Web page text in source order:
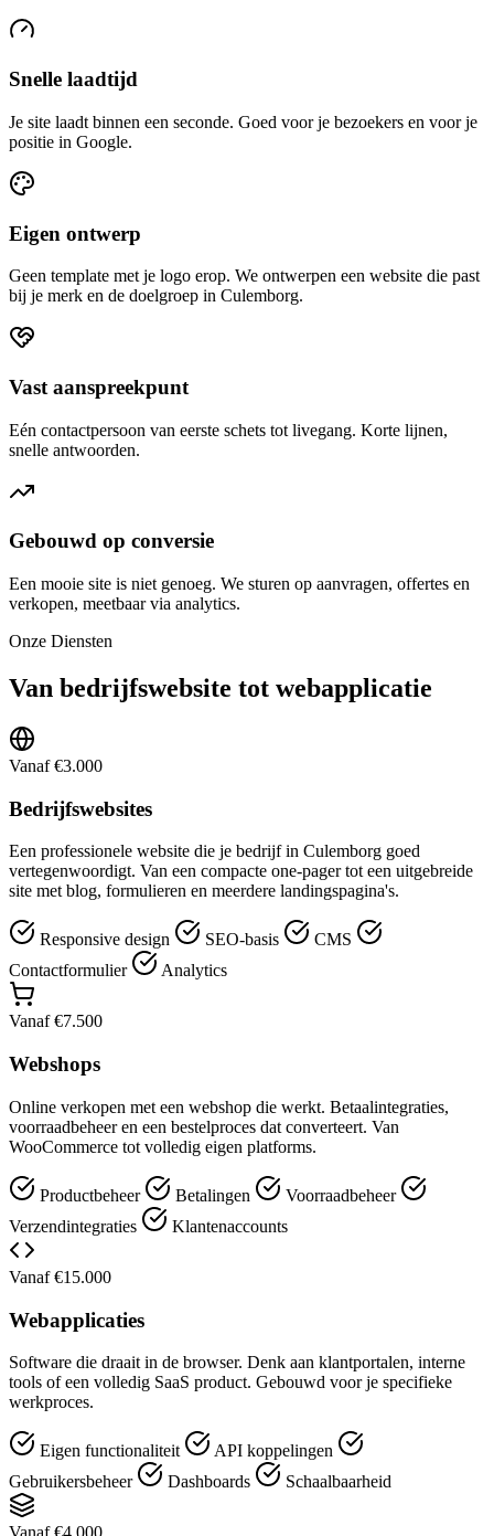
Snelle laadtijd
Je site laadt binnen een seconde. Goed voor je bezoekers en voor je
positie in Google.
Eigen ontwerp
Geen template met je logo erop. We ontwerpen een website die past
bij je merk en de doelgroep in Culemborg.
Vast aanspreekpunt
Eén contactpersoon van eerste schets tot livegang. Korte lijnen,
snelle antwoorden.
Gebouwd op conversie
Een mooie site is niet genoeg. We sturen op aanvragen, offertes en
verkopen, meetbaar via analytics.
Onze Diensten
Van bedrijfswebsite tot webapplicatie
Vanaf €3.000
Bedrijfswebsites
Een professionele website die je bedrijf in Culemborg goed
vertegenwoordigt. Van een compacte one-pager tot een uitgebreide
site met blog, formulieren en meerdere landingspagina's.
Responsive design SEO-basis
CMS
Contactformulier
Analytics
Vanaf €7.500
Webshops
Online verkopen met een webshop die werkt. Betaalintegraties,
voorraadbeheer en een bestelproces dat converteert. Van
WooCommerce tot volledig eigen platforms.
Productbeheer Betalingen
Voorraadbeheer
Verzendintegraties
Klantenaccounts
Vanaf €15.000
Webapplicaties
Software die draait in de browser. Denk aan klantportalen, interne
tools of een volledig SaaS product. Gebouwd voor je specifieke
werkproces.
Eigen functionaliteit
API koppelingen
Gebruikersbeheer
Dashboards Schaalbaarheid